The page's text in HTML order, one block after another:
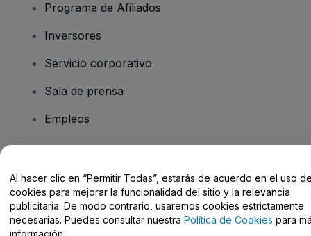
Programa de Afiliados
Inversores
Servicio corporativo
Sala de prensa
Empleos
Centro de Ayuda / Contacto
Al hacer clic en “Permitir Todas”, estarás de acuerdo en el uso
cookies para mejorar la funcionalidad del sitio y la relevancia
publicitaria. De modo contrario, usaremos cookies estrictamente
necesarias. Puedes consultar nuestra Política de Cookies para
información.